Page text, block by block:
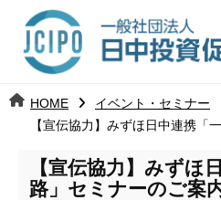
ツ 日
中
投
j
HOME
イベント・セミナー
【宣伝協力】みずほ日中連携「
【宣伝協力】みずほ
路」セミナーのご案
日
中
資
進